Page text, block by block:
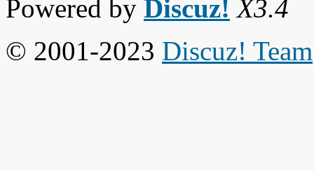
Powered by Discuz! X3.4
© 2001-2023 Discuz! Team